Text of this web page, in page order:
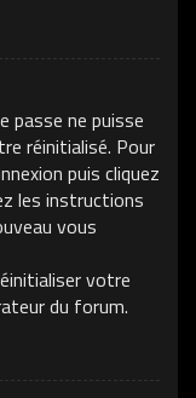
passe ne puisse
réinitialisé. Pour
puis cliquez
les instructions
vous
votre
du forum.